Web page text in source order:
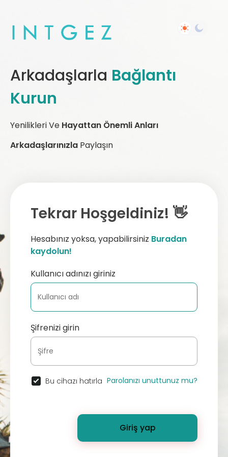
Arkadaşlarla Bağlantı
Kurun
Yenilikleri Ve Hayattan Önemli Anları
Arkadaşlarınızla Paylaşın
Tekrar Hoşgeldiniz! 👋
Hesabınız yoksa, yapabilirsiniz Buradan
kaydolun!
Kullanıcı adınızı giriniz
Şifrenizi girin
Bu cihazı hatırla Parolanızı unuttunuz mu?
Giriş yap